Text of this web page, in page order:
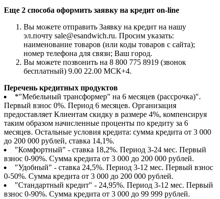
Еще 2 способа оформить заявку на кредит on-line
Вы можете отправить Заявку на кредит на нашу
эл.почту sale@esandwich.ru. Просим указать:
наименование товаров (или коды товаров с сайта);
номер телефона для связи; Ваш город.
Вы можете позвонить на 8 800 775 8919 (звонок
бесплатный) 9.00 22.00 МСК+4.
Перечень кредитных продуктов
*"Мебельный трансформер" на 6 месяцев (рассрочка)".
Первый взнос 0%. Период 6 месяцев. Организация
предоставляет Клиентам скидку в размере 4%, компенсируя
таким образом начисленные проценты по кредиту за 6
месяцев. Остальные условия кредита: сумма кредита от 3 000
до 200 000 рублей, ставка 14,1%.
"Комфортный" - ставка 18,2%. Период 3-24 мес. Первый
взнос 0-90%. Сумма кредита от 3 000 до 200 000 рублей.
"Удобный" - ставка 24,5%. Период 3-12 мес. Первый взнос
0-50%. Сумма кредита от 3 000 до 200 000 рублей.
"Стандартный кредит" - 24,95%. Период 3-12 мес. Первый
взнос 0-90%. Сумма кредита от 3 000 до 99 999 рублей.